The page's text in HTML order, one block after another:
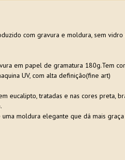
com gravura e moldura, sem
em papel de gramatura 180g.Tem
UV, com alta definição(fine art)
eucalipto, tratadas e nas cores preta,
moldura elegante que dá mais